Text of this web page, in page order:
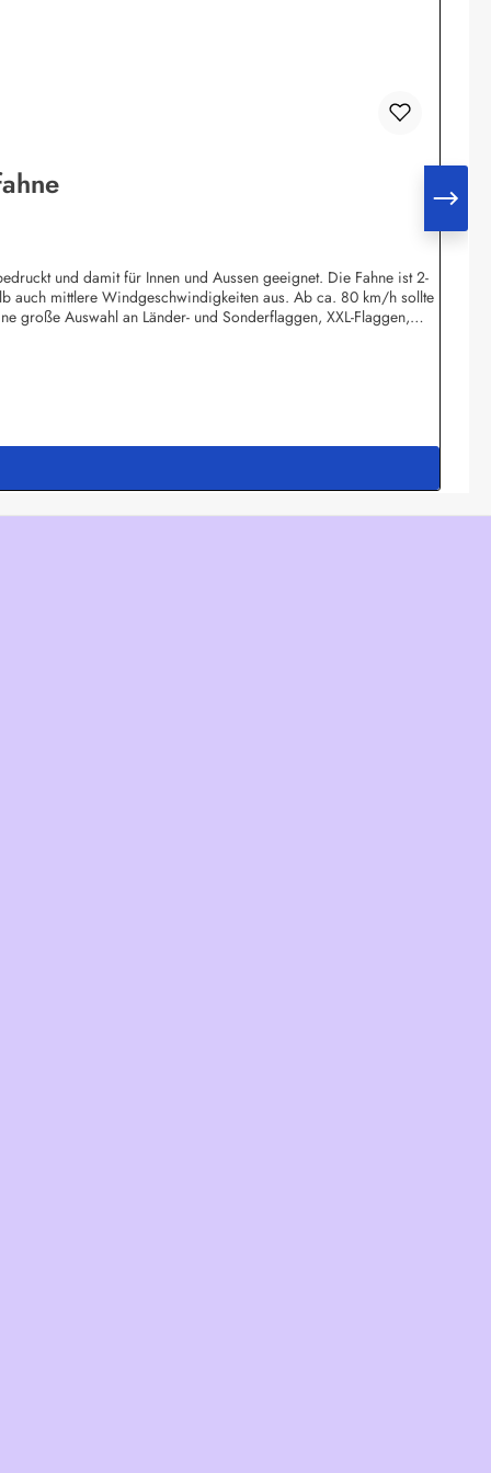
und damit für Innen und Aussen geeignet. Die Fahne ist 2-
auch mittlere Windgeschwindigkeiten aus. Ab ca. 80 km/h sollte
Auswahl an Länder- und Sonderflaggen, XXL-Flaggen,